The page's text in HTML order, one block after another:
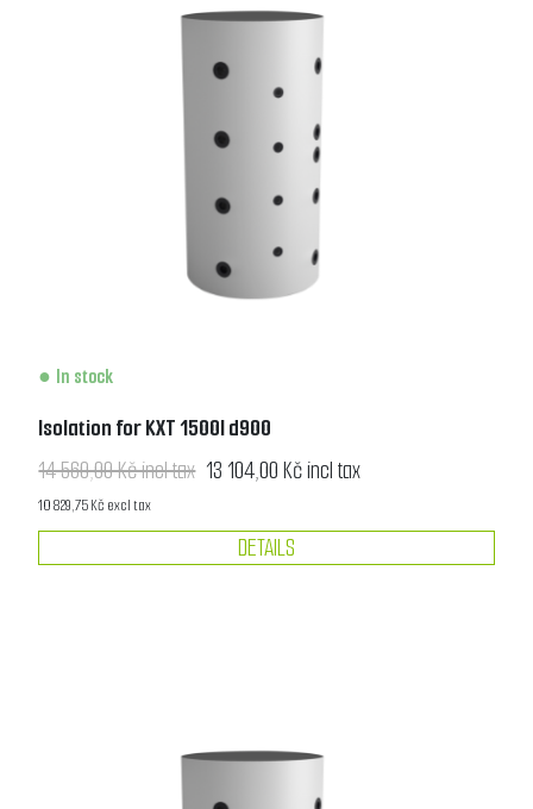
In stock
Isolation for KXT 1500l d900
14 560,00 Kč incl tax 13 104,00 Kč incl tax
10 829,75 Kč excl tax
DETAILS